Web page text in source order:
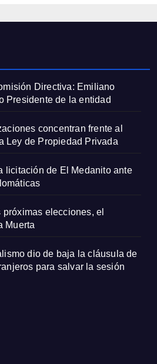
Directiva: Emiliano
Presidente de la entidad
concentran frente al
Ley de Propiedad Privada
licitación de El Medanito ante
elecciones, el
Muerta
dio de baja la cláusula de
para salvar la sesión